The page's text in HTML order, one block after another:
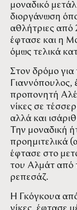
μοναδικό
διοργάνωση
αθλήτριες από
έφτασε και η
όμως τελικά
Στον δρόμο για
Γιαννόπουλος,
προπονητή
νίκες σε
αλλά και
Την μοναδική
προημιτελικά
έφτασε στο
του Αλμάτ από
ρεπεσάζ.
Η Γκόγκουα